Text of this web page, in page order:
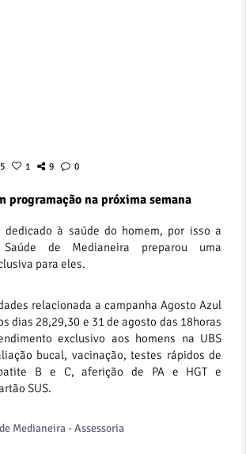
1 9 0
programação na próxima semana
à saúde do homem, por isso a
de Medianeira preparou uma
para eles.
relacionada a campanha Agosto Azul
dias 28,29,30 e 31 de agosto das 18horas
exclusivo aos homens na UBS
bucal, vacinação, testes rápidos de
B e C, aferição de PA e HGT e
SUS.
Medianeira - Assessoria